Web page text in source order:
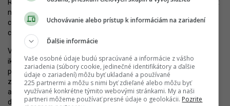
Rekonštrukcia kina Družba predstavuje pre Košice dôležitý projekt
nielen z hľadiska zachovania kultúrneho dedičstva, ale aj oživenia
chátrajúcej pamätihodnosti a jej transformácie na dynamické
centrum pre kultúrne a spoločenské podujatia.
Vďaka spoločnému úsiliu mesta Košice a OZ Chi3 tak môže
ikonická stavba nadobudnúť nový život a stať sa symbolom
prepojenia histórie a súčasnej funkčnosti. Citlivá rekonštrukcia je
zároveň príkladom a inšpiráciou pre obnovy ďalších
architektonických stavieb reprezentujúcich mestskú architektúru
druhej polovice 20. storočia na Slovensku.
Uchovávanie alebo prístup k informáciám na zariadení
Ďalšie informácie
Vaše osobné údaje budú spracúvané a informácie z vášho
zariadenia (súbory cookie, jedinečné identifikátory a ďalšie
údaje o zariadení) môžu byť ukladané a používané
225 partnermi a môžu s nimi byť zdieľané alebo môžu byť
využívané konkrétne týmito webovými stránkami. My a naši
partneri môžeme používať presné údaje o geolokácii. Pozrite